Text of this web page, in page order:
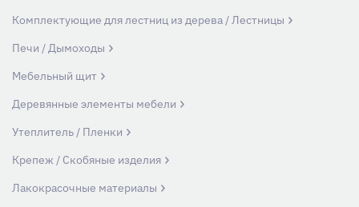
Комплектующие для лестниц из дерева / Лестницы
Печи / Дымоходы
Мебельный щит
Деревянные элементы мебели
Утеплитель / Пленки
Крепеж / Скобяные изделия
Лакокрасочные материалы